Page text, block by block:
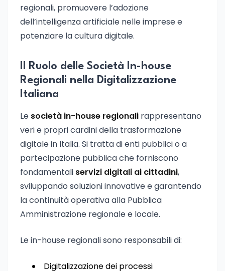
regionali, promuovere l’adozione
dell’intelligenza artificiale nelle imprese e
potenziare la cultura digitale.
Il Ruolo delle Società In-house
Regionali nella Digitalizzazione
Italiana
Le società in-house regionali rappresentano
veri e propri cardini della trasformazione
digitale in Italia. Si tratta di enti pubblici o a
partecipazione pubblica che forniscono
fondamentali servizi digitali ai cittadini,
sviluppando soluzioni innovative e garantendo
la continuità operativa alla Pubblica
Amministrazione regionale e locale.
Le in-house regionali sono responsabili di:
Digitalizzazione dei processi